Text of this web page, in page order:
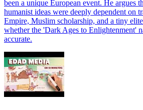
been a unique European event. He argues
humanist ideas were deeply dependent on
Empire, Muslim scholarship, and a tiny
whether the 'Dark Ages to Enlightenment'
accurate.